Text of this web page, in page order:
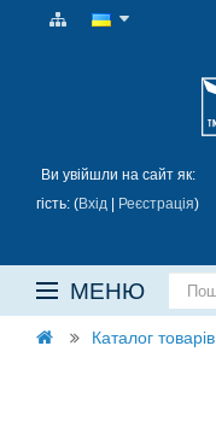
Ви увійшли на сайт як:
гість: (Вхід | Реєстрація)
МЕНЮ
Каталог товарів